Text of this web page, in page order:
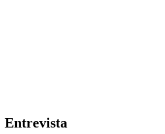
Entrevista